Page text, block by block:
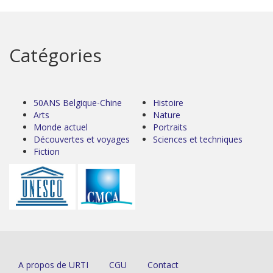
Catégories
50ANS Belgique-Chine
Arts
Monde actuel
Découvertes et voyages
Fiction
Histoire
Nature
Portraits
Sciences et techniques
A propos de URTI CGU Contact